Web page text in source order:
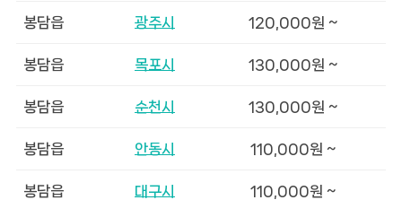
봉담읍 광주시 120,000원 ~
봉담읍 목포시 130,000원 ~
봉담읍 순천시 130,000원 ~
봉담읍 안동시 110,000원 ~
봉담읍 대구시 110,000원 ~